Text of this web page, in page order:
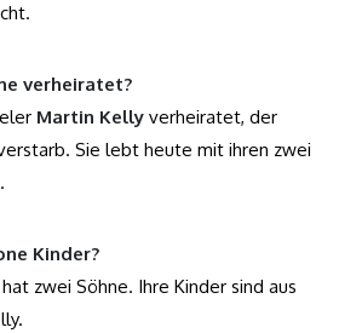
verheiratet?
Martin Kelly verheiratet, der
Sie lebt heute mit ihren zwei
Kinder?
zwei Söhne. Ihre Kinder sind aus